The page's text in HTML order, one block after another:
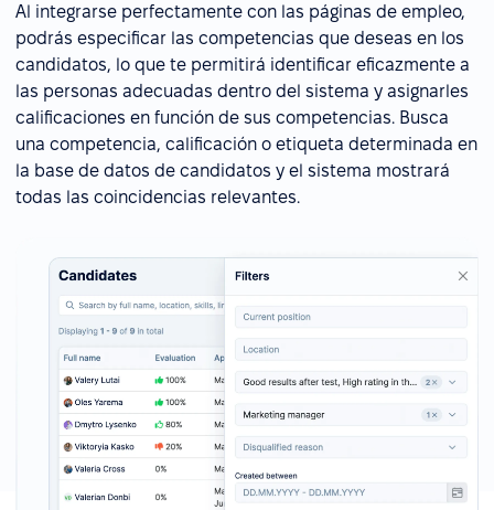
Al integrarse perfectamente con las páginas de empleo,
podrás especificar las competencias que deseas en los
candidatos, lo que te permitirá identificar eficazmente a
las personas adecuadas dentro del sistema y asignarles
calificaciones en función de sus competencias. Busca
una competencia, calificación o etiqueta determinada en
la base de datos de candidatos y el sistema mostrará
todas las coincidencias relevantes.